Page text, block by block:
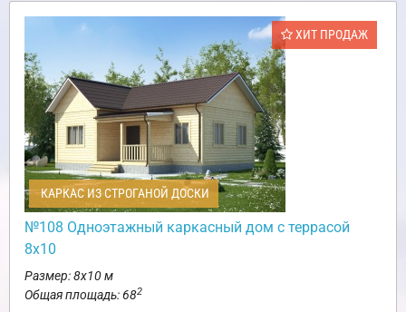
ХИТ ПРОДАЖ
КАРКАС ИЗ СТРОГАНОЙ ДОСКИ
№108 Одноэтажный каркасный дом с террасой
8х10
Размер: 8х10 м
Общая площадь: 682